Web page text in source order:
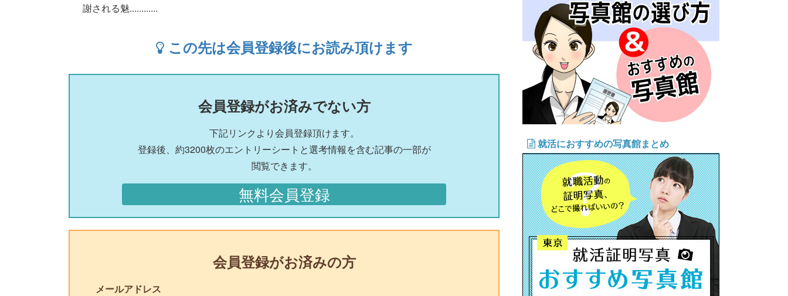
謝される魅............
この先は会員登録後にお読み頂けます
会員登録がお済みでない方
下記リンクより会員登録頂けます。
登録後、約3200枚のエントリーシートと選考情報を含む記事の一部が
閲覧できます。
無料会員登録
会員登録がお済みの方
メールアドレス
就活におすすめの写真館まとめ